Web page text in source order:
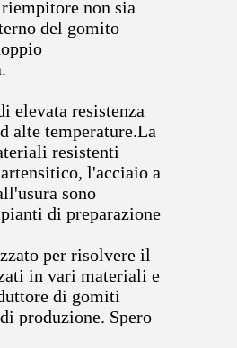
non sia
del gomito
elevata resistenza
alte temperature.La
resistenti
l'acciaio a
sono
di preparazione
per risolvere il
in vari materiali e
di gomiti
produzione. Spero